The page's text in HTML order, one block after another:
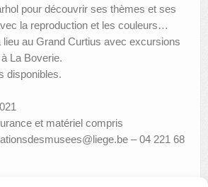
COLLECTIONS
pour découvrir ses thèmes et ses
la reproduction et les couleurs…
lieu au Grand Curtius avec excursions
La Boverie.
disponibles.
et matériel compris
– 04 221 68